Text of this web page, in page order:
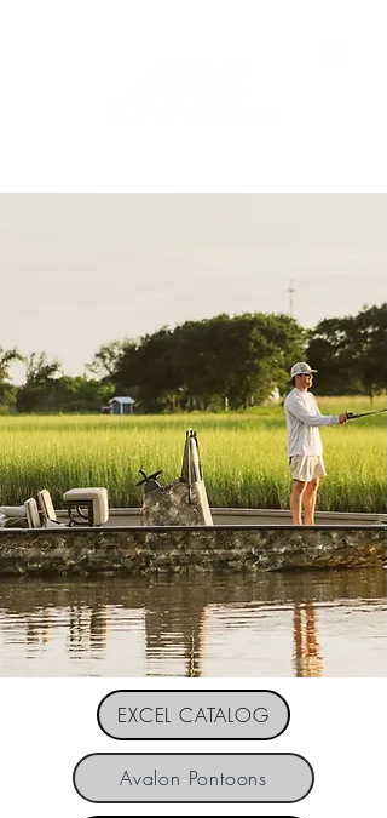
EXCEL CATALOG
Avalon Pontoons